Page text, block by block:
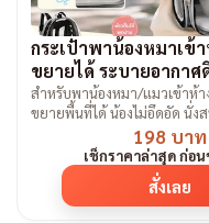
กระเป๋าพาน้องหมาเข้
ขยายได้ ระบายอากาศ
สำหรับพาน้องหมา/แมวเข้าห้า
ขยายพื้นที่ได้ น้องไม่อึดอัด นั่ง
198 บาท
เช็กราคาล่าสุด ก่อ
สั่งเลย